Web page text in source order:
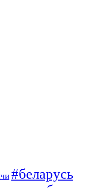
#беларусь